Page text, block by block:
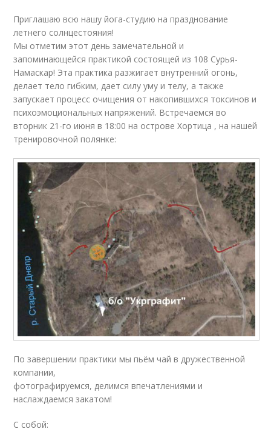
Приглашаю всю нашу йога-студию на празднование
летнего солнцестояния!
Мы отметим этот день замечательной и
запоминающейся практикой состоящей из 108 Сурья-
Намаскар! Эта практика разжигает внутренний огонь,
делает тело гибким, дает силу уму и телу, а также
запускает процесс очищения от накопившихся токсинов и
психоэмоциональных напряжений. Встречаемся во
вторник 21-го июня в 18:00 на острове Хортица , на нашей
тренировочной полянке:
По завершении практики мы пьём чай в дружественной
компании,
фотографируемся, делимся впечатлениями и
наслаждаемся закатом!
С собой: